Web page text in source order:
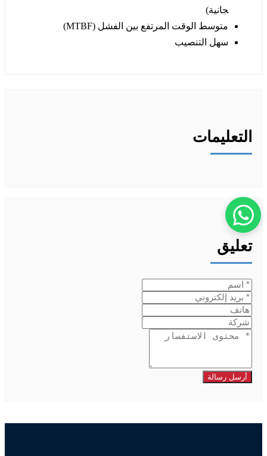
جانية)
متوسط الوقت المرتفع بين الفشل (MTBF)
سهل التنصيب
التعليمات
تعليق
أرسل رسالة